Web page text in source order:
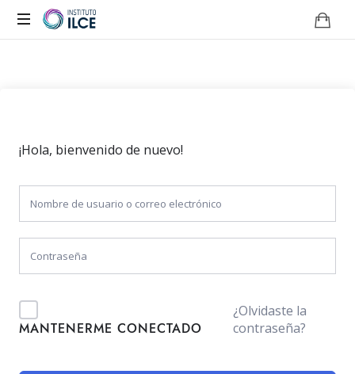
¡Hola, bienvenido de nuevo!
MANTENERME CONECTADO
¿Olvidaste la
contraseña?